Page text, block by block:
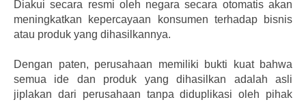
Diakui secara resmi oleh negara secara otomatis akan
meningkatkan kepercayaan konsumen terhadap bisnis
atau produk yang dihasilkannya.
Dengan paten, perusahaan memiliki bukti kuat bahwa
semua ide dan produk yang dihasilkan adalah asli
jiplakan dari perusahaan tanpa diduplikasi oleh pihak